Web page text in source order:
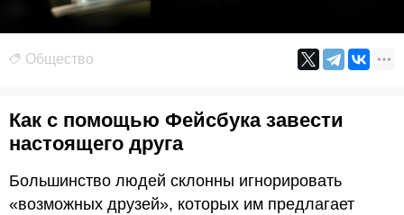
Общество
Как с помощью Фейсбука завести
настоящего друга
Большинство людей склонны игнорировать
«возможных друзей», которых им предлагает